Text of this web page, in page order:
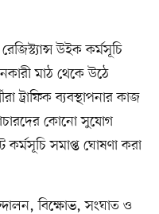
উইক কর্মসূচি
মাঠ থেকে উঠে
ট্রাফিক ব্যবস্থাপনার কাজ
কোনো সুযোগ
কর্মসূচি সমাপ্ত ঘোষণা করা
বিক্ষোভ, সংঘাত ও